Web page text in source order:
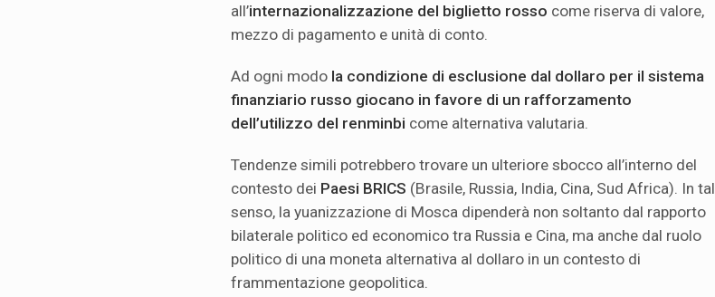
all’internazionalizzazione del biglietto rosso come riserva di valore,
mezzo di pagamento e unità di conto.
Ad ogni modo la condizione di esclusione dal dollaro per il sistema
finanziario russo giocano in favore di un rafforzamento
dell’utilizzo del renminbi come alternativa valutaria.
Tendenze simili potrebbero trovare un ulteriore sbocco all’interno del
contesto dei Paesi BRICS (Brasile, Russia, India, Cina, Sud Africa). In tal
senso, la yuanizzazione di Mosca dipenderà non soltanto dal rapporto
bilaterale politico ed economico tra Russia e Cina, ma anche dal ruolo
politico di una moneta alternativa al dollaro in un contesto di
frammentazione geopolitica.